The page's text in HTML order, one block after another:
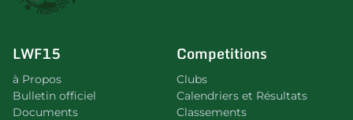
LWF15
à Propos
Bulletin officiel
Documents
Competitions
Clubs
Calendriers et Résultats
Classements